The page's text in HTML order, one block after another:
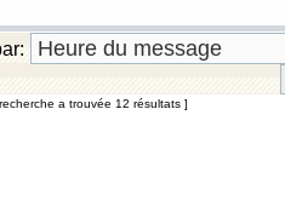
a trouvée 12 résultats ]